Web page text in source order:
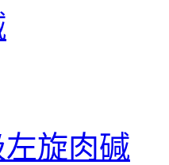
旋肉碱